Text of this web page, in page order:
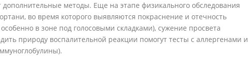
дополнительные методы. Еще на этапе физикального обследования
во время которого выявляются покраснение и отечность
в зоне под голосовыми складками), сужение просвета
природу воспалительной реакции помогут тесты с аллергенами и